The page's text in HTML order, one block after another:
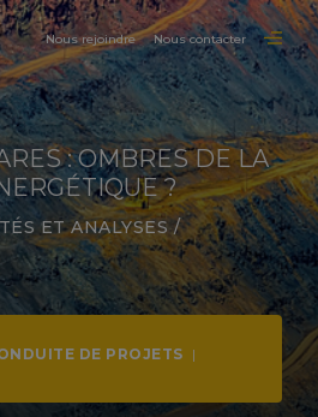
Nous rejoindre Nous contacter
: OMBRES DE LA
?
ET ANALYSES/
DE PROJETS |